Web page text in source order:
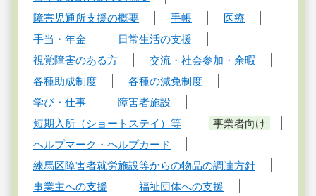
障害児通所支援の概要
手帳
医療
手当・年金
日常生活の支援
視覚障害のある方
交流・社会参加・余暇
各種助成制度
各種の減免制度
学び・仕事
障害者施設
短期入所（ショートステイ）等
事業者向け
ヘルプマーク・ヘルプカード
練馬区障害者就労施設等からの物品の調達方針
事業主への支援
福祉団体への支援